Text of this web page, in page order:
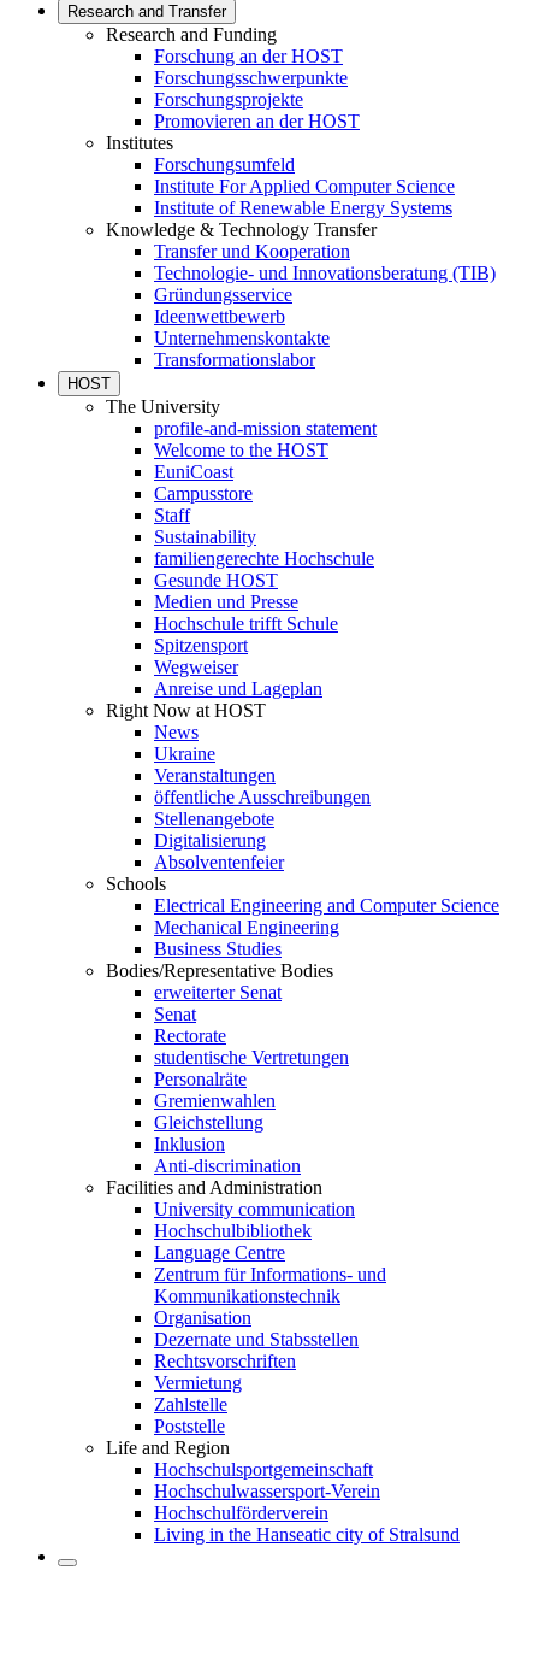
Research and Transfer
Research and Funding
Forschung an der HOST
Forschungsschwerpunkte
Forschungsprojekte
Promovieren an der HOST
Institutes
Forschungsumfeld
Institute For Applied Computer Science
Institute of Renewable Energy Systems
Knowledge & Technology Transfer
Transfer und Kooperation
Technologie- und Innovationsberatung (TIB)
Gründungsservice
Ideenwettbewerb
Unternehmenskontakte
Transformationslabor
HOST
The University
profile-and-mission statement
Welcome to the HOST
EuniCoast
Campusstore
Staff
Sustainability
familiengerechte Hochschule
Gesunde HOST
Medien und Presse
Hochschule trifft Schule
Spitzensport
Wegweiser
Anreise und Lageplan
Right Now at HOST
News
Ukraine
Veranstaltungen
öffentliche Ausschreibungen
Stellenangebote
Digitalisierung
Absolventenfeier
Schools
Electrical Engineering and Computer Science
Mechanical Engineering
Business Studies
Bodies/Representative Bodies
erweiterter Senat
Senat
Rectorate
studentische Vertretungen
Personalräte
Gremienwahlen
Gleichstellung
Inklusion
Anti-discrimination
Facilities and Administration
University communication
Hochschulbibliothek
Language Centre
Zentrum für Informations- und
Kommunikationstechnik
Organisation
Dezernate und Stabsstellen
Rechtsvorschriften
Vermietung
Zahlstelle
Poststelle
Life and Region
Hochschulsportgemeinschaft
Hochschulwassersport-Verein
Hochschulförderverein
Living in the Hanseatic city of Stralsund